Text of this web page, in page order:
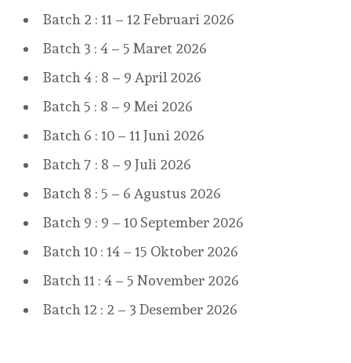
Batch 2 : 11 – 12 Februari 2026
Batch 3 : 4 – 5 Maret 2026
Batch 4 : 8 – 9 April 2026
Batch 5 : 8 – 9 Mei 2026
Batch 6 : 10 – 11 Juni 2026
Batch 7 : 8 – 9 Juli 2026
Batch 8 : 5 – 6 Agustus 2026
Batch 9 : 9 – 10 September 2026
Batch 10 : 14 – 15 Oktober 2026
Batch 11 : 4 – 5 November 2026
Batch 12 : 2 – 3 Desember 2026